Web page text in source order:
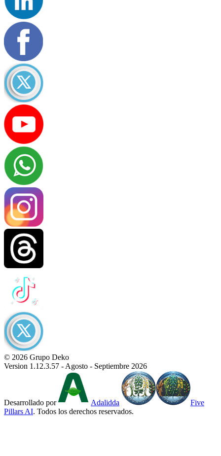
© 2026 Grupo Deko
Version 1.12.3.57 - Agosto - Septiembre 2026
Desarrollado por Adalidda
Five
Pillars AI. Todos los derechos reservados.